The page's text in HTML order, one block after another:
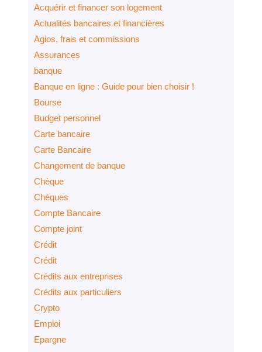
Acquérir et financer son logement
Actualités bancaires et financières
Agios, frais et commissions
Assurances
banque
Banque en ligne : Guide pour bien choisir !
Bourse
Budget personnel
Carte bancaire
Carte Bancaire
Changement de banque
Chèque
Chèques
Compte Bancaire
Compte joint
Crédit
Crédit
Crédits aux entreprises
Crédits aux particuliers
Crypto
Emploi
Epargne